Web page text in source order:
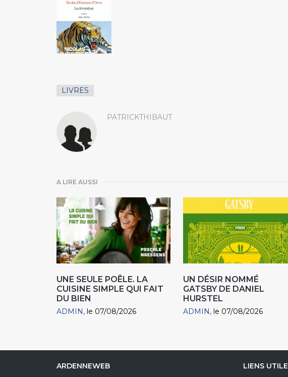
LIVRES
PATRICKTHIBAUT
A LIRE AUSSI
UNE SEULE POÊLE. LA
CUISINE SIMPLE QUI FAIT
DU BIEN
ADMIN le 07/08/2026
UN DÉSIR NOMMÉ
GATSBY DE DANIEL
HURSTEL
ADMIN le 07/08/2026
ARDENNEWEB LIENS